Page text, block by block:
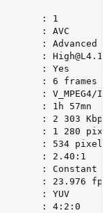
: 1
: AVC
: Advanced
: High@L4.1
: Yes
: 6 frames
V_MPEG4/
: 1h 57mn
: 2 303 Kbps
: 1 280
: 534 pixels
: 2.40:1
: Constant
: 23.976 fps
: YUV
: 4:2:0